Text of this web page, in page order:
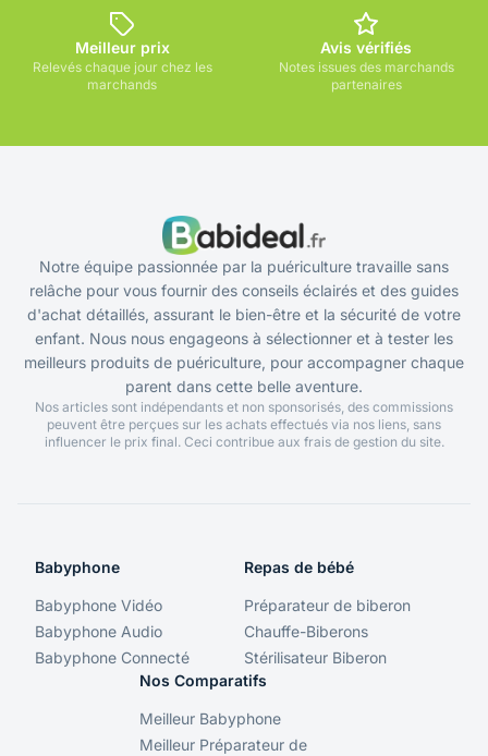
Meilleur prix
Relevés chaque jour chez les
marchands
Avis vérifiés
Notes issues des marchands
partenaires
Notre équipe passionnée par la puériculture travaille sans
relâche pour vous fournir des conseils éclairés et des guides
d'achat détaillés, assurant le bien-être et la sécurité de votre
enfant. Nous nous engageons à sélectionner et à tester les
meilleurs produits de puériculture, pour accompagner chaque
parent dans cette belle aventure.
Nos articles sont indépendants et non sponsorisés, des commissions
peuvent être perçues sur les achats effectués via nos liens, sans
influencer le prix final. Ceci contribue aux frais de gestion du site.
Babyphone
Babyphone Vidéo
Babyphone Audio
Babyphone Connecté
Repas de bébé
Préparateur de biberon
Chauffe-Biberons
Stérilisateur Biberon
Nos Comparatifs
Meilleur Babyphone
Meilleur Préparateur de